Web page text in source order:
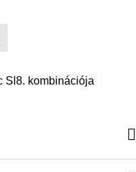
Sl8. kombinációja